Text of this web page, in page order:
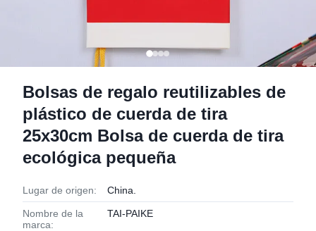
Bolsas de regalo reutilizables de
plástico de cuerda de tira
25x30cm Bolsa de cuerda de tira
ecológica pequeña
Lugar de origen: China.
Nombre de la
marca:
TAI-PAIKE